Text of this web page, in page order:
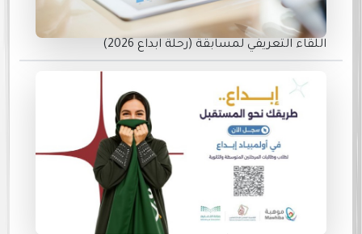
اللقاء التعريفي لمسابقة (رحلة ابداع 2026)